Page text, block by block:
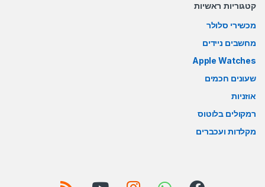
קטגוריות ראשיות
מכשירי סלולר
מחשבים ניידים
Apple Watches
שעונים חכמים
אוזניות
רמקולים בלוטוס
מקלדות ועכברים